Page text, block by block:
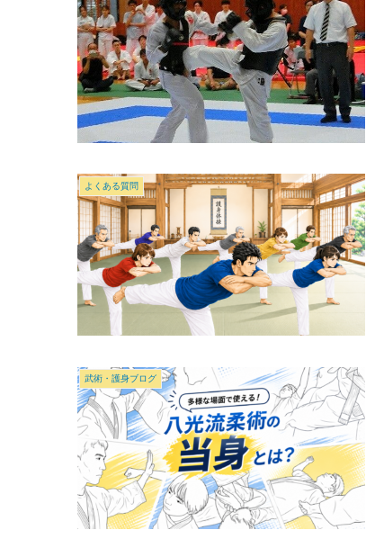
よくある質問
武術・護身ブログ